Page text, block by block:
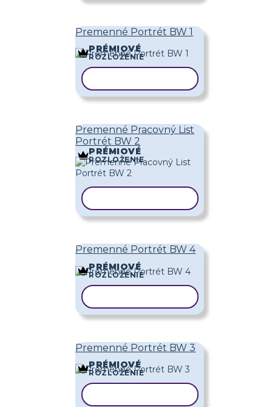
Premenné Portrét BW 1
PRÉMIOVÉ
ROZLOŽENIE
Premenné Pracovný List
Portrét BW 2
PRÉMIOVÉ
ROZLOŽENIE
Premenné Portrét BW 4
PRÉMIOVÉ
ROZLOŽENIE
Premenné Portrét BW 3
PRÉMIOVÉ
ROZLOŽENIE